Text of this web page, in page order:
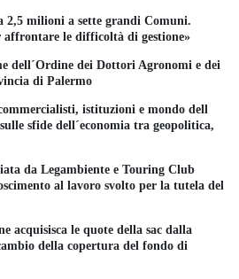
2,5 milioni a sette grandi Comuni.
le difficoltà di gestione»
dell´Ordine dei Dottori Agronomi e dei
di Palermo
istituzioni e mondo dell
sfide dell´economia tra geopolitica,
da Legambiente e Touring Club
al lavoro svolto per la tutela del
acquisisca le quote della sac dalla
della copertura del fondo di